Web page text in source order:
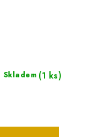
Skladem (1 ks)